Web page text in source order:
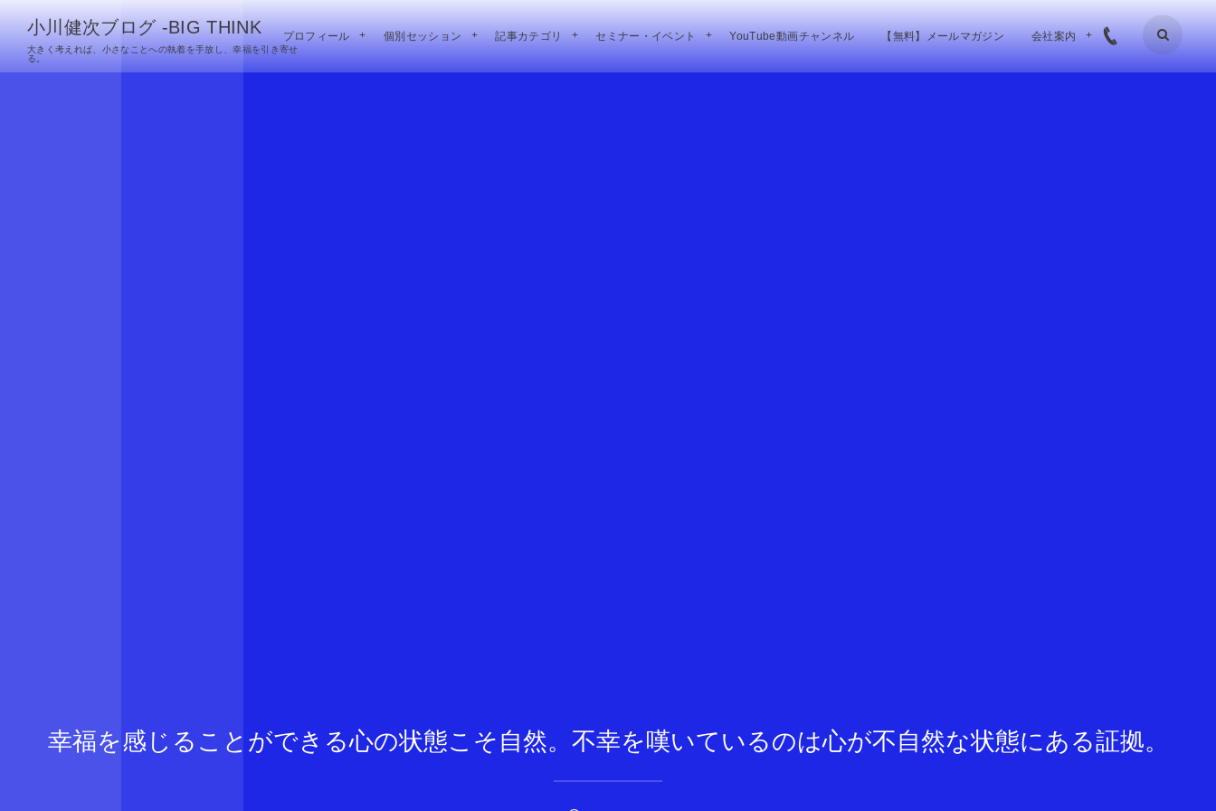
小川健次ブログ -BIG THINK
大きく考えれば、小さなことへの執着を手放し、幸福を引き寄せ
る。
プロフィール 個別セッション 記事カテゴリ セミナー・イベント YouTube動画チャンネル 【無料】メールマガジン 会社案内
幸福を感じることができる心の状態こそ自然。不幸を嘆いているのは心が不自然な状態にある証拠。